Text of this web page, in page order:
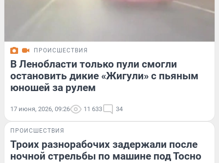
ПРОИСШЕСТВИЯ
В Ленобласти только пули смогли
остановить дикие «Жигули» с пьяным
юношей за рулем
17 июня, 2026, 09:26 11 633 34
ПРОИСШЕСТВИЯ
Троих разнорабочих задержали после
ночной стрельбы по машине под Тосно